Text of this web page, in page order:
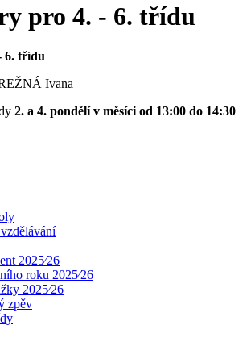
pro 4. - 6. třídu
6. třídu
Ivana
2. a 4. pondělí v měsíci od 13:00 do 14:30
2025⁄26
roku 2025⁄26
2025⁄26
zpěv